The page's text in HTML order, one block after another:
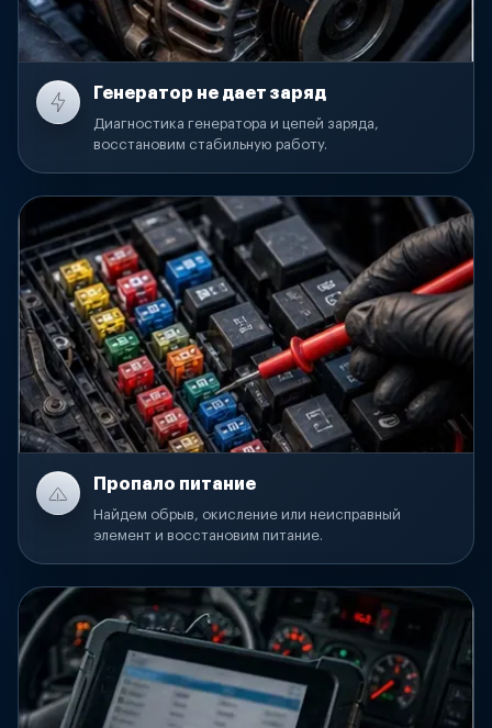
Генератор не дает заряд
Диагностика генератора и цепей заряда,
восстановим стабильную работу.
Пропало питание
Найдем обрыв, окисление или неисправный
элемент и восстановим питание.